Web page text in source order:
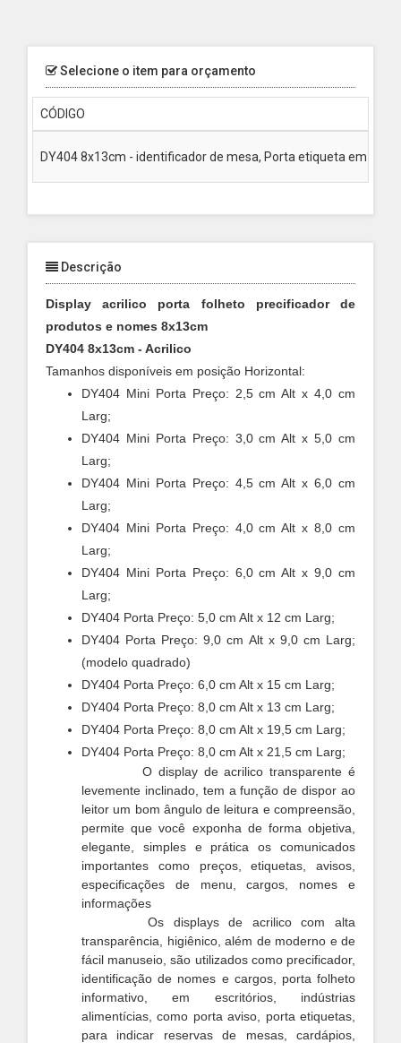
Selecione o item para orçamento
CÓDIGO
DY404 8x13cm - identificador de mesa, Porta etiqueta em
Descrição
Display acrilico porta folheto precificador de
produtos e nomes 8x13cm
DY404 8x13cm - Acrilico
Tamanhos disponíveis em posição Horizontal:
DY404 Mini Porta Preço: 2,5 cm Alt x 4,0 cm
Larg;
DY404 Mini Porta Preço: 3,0 cm Alt x 5,0 cm
Larg;
DY404 Mini Porta Preço: 4,5 cm Alt x 6,0 cm
Larg;
DY404 Mini Porta Preço: 4,0 cm Alt x 8,0 cm
Larg;
DY404 Mini Porta Preço: 6,0 cm Alt x 9,0 cm
Larg;
DY404 Porta Preço: 5,0 cm Alt x 12 cm Larg;
DY404 Porta Preço: 9,0 cm Alt x 9,0 cm Larg;
(modelo quadrado)
DY404 Porta Preço: 6,0 cm Alt x 15 cm Larg;
DY404 Porta Preço: 8,0 cm Alt x 13 cm Larg;
DY404 Porta Preço: 8,0 cm Alt x 19,5 cm Larg;
DY404 Porta Preço: 8,0 cm Alt x 21,5 cm Larg;
O display de acrilico transparente é
levemente inclinado, tem a função de dispor ao
leitor um bom ângulo de leitura e compreensão,
permite que você exponha de forma objetiva,
elegante, simples e prática os comunicados
importantes
como preços, etiquetas, avisos,
especificações de menu, cargos, nomes e
informações
Os displays de acrilico com alta
transparência, higiênico, além de moderno e de
fácil manuseio, são utilizados como precificador,
identificação de nomes e cargos, porta folheto
informativo, em escritórios, indústrias
alimentícias, como porta aviso, porta etiquetas,
para indicar reservas de mesas, cardápios,